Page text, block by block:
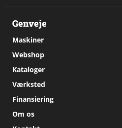
Genveje
Maskiner
Webshop
Kataloger
Værksted
Finansiering
Om os